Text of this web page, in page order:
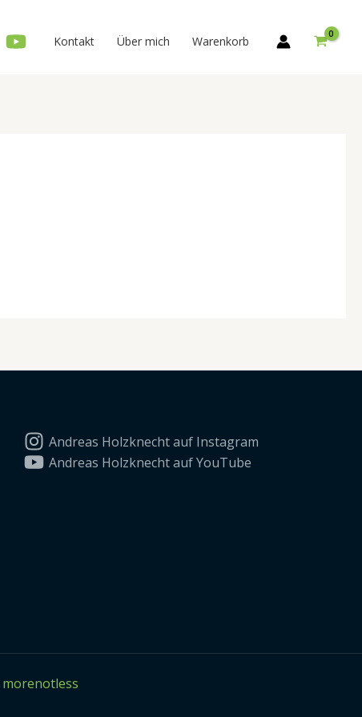
Kontakt Über mich Warenkorb
Andreas Holzknecht auf Instagram
Andreas Holzknecht auf YouTube
morenotless